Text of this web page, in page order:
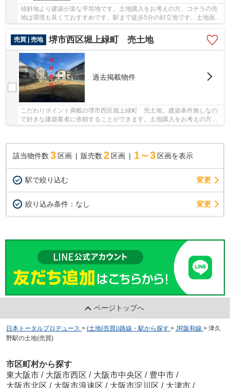
傾斜地より建築が楽な平坦地です。土地購入をお考えの方、コチラの売
地は環境も良くておすすめです。駅まで徒歩5分の好立地です。土地面積
売買 | 売地
堺市西区堀上緑町 売土地
過去掲載物件
こだわりポイント満載の堺市西区堀上緑町 売土地。建築条件無しなの
で好きな建築業者に依頼することができます。土地購入をお考えの方に
好条件の売地が多数あります。平坦地なので、...
該当物件数 3 区画 販売数 2 区画 1～3 区画を表示
駅で絞り込む 変更
絞り込み条件： なし 変更
ページトップへ
日本トータルプロデュース > (土地(売買))路線・駅から探す > JR阪和線 > 津久
野駅の土地(売買)
市区町村から探す
東大阪市 / 大阪市西区 / 大阪市中央区 / 豊中市 /
大阪市北区 / 大阪市浪速区 / 大阪市淀川区 / 大津市 /